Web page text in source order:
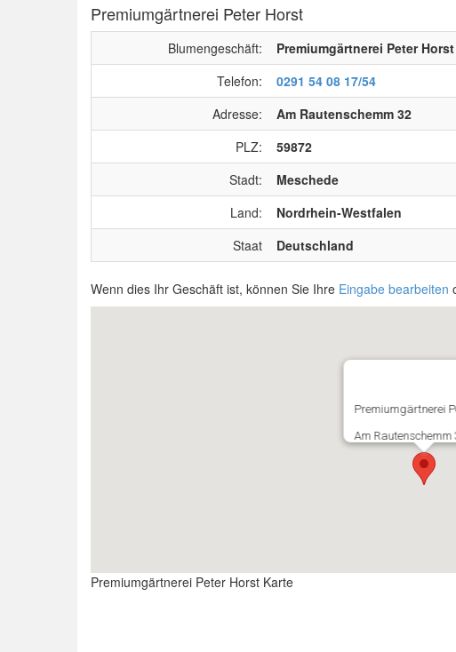
Premiumgärtnerei Peter Horst
Blumengeschäft:
Premiumgärtnerei Peter Horst
Telefon:
0291 54 08 17/54
Adresse:
Am Rautenschemm 32
PLZ:
59872
Stadt:
Meschede
Land:
Nordrhein-Westfalen
Staat
Deutschland
Wenn dies Ihr Geschäft ist, können Sie Ihre Eingabe bearbeiten
Premiumgärtnerei
Am Rautenschemm
Premiumgärtnerei Peter Horst Karte